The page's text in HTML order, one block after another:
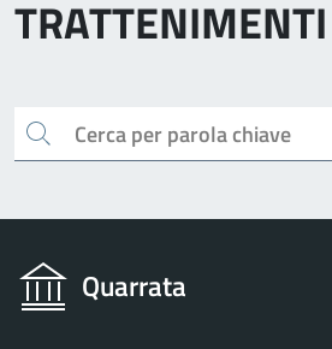
TRATTENIMENTI
Cerca
Quarrata